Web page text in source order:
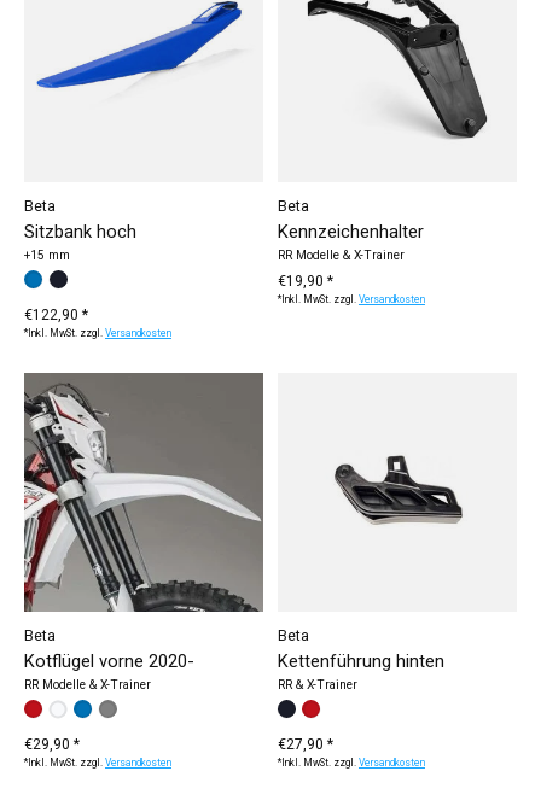
Beta
Sitzbank hoch
+15 mm
Bitte wählen Sie:
blauschwarz
€122,90 *
*Inkl. MwSt. zzgl.Versandkosten
Beta
Kennzeichenhalter
RR Modelle & X-Trainer
€19,90 *
*Inkl. MwSt. zzgl.Versandkosten
Beta
Kotflügel vorne 2020-
RR Modelle & X-Trainer
Bitte wählen Sie:
weiß
rot blaugrau
€29,90 *
*Inkl. MwSt. zzgl.Versandkosten
Beta
Kettenführung hinten
RR & X-Trainer
Bitte wählen Sie:
schwarz
rot
€27,90 *
*Inkl. MwSt. zzgl.Versandkosten